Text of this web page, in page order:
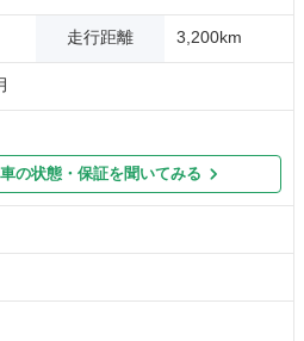
走行距離 3,200km
車の状態・保証を聞いてみる